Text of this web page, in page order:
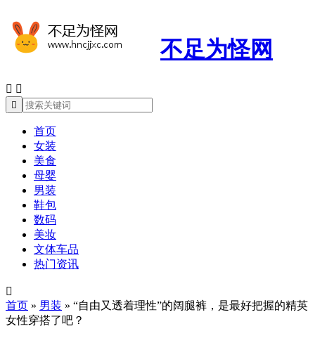
不足为怪网
 

首页
女装
美食
母婴
男装
鞋包
数码
美妆
文体车品
热门资讯

首页 » 男装 » “自由又透着理性”的阔腿裤，是最好把握的精英
女性穿搭了吧？